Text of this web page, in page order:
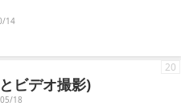
14
ビデオ撮影)
18
20